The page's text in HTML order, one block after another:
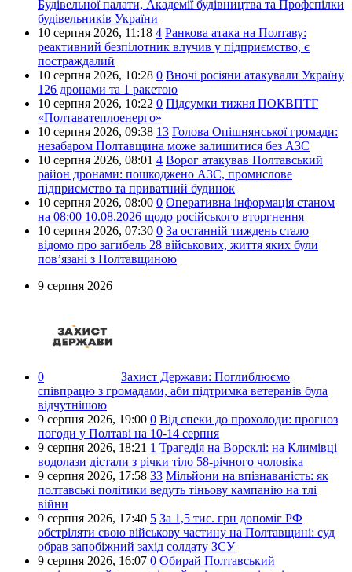
Будівельної палати, Академії будівництва та Профспілки
будівельників України
10 серпня 2026, 11:18 4 Ранкова атака на Полтаву:
реактивний безпілотник влучив у підприємство, є
постраждалий
10 серпня 2026, 10:28 0 Вночі росіяни атакували Україну
126 дронами та 1 ракетою
10 серпня 2026, 10:22 0 Підсумки тижня ПОКВПТГ
«Полтаватеплоенерго»
10 серпня 2026, 09:38 13 Голова Опішнянської громади:
незабаром Полтавщина може залишитися без АЗС
10 серпня 2026, 08:01 4 Ворог атакував Полтавський
район дронами: пошкоджено АЗС, промислове
підприємство та приватний будинок
10 серпня 2026, 08:00 0 Оперативна інформація станом
на 08:00 10.08.2026 щодо російського вторгнення
10 серпня 2026, 07:30 0 За останній тиждень стало
відомо про загибель 28 військових, життя яких були
пов’язані з Полтавщиною
9 серпня 2026
0 Захист Держави: Поглиблюємо
співпрацю з громадами, аби підтримка ветеранів була
відчутнішою
9 серпня 2026, 19:00 0 Від спеки до прохолоди: прогноз
погоди у Полтаві на 10-14 серпня
9 серпня 2026, 18:21 1 Трагедія на Ворсклі: на Климівці
водолази дістали з річки тіло 58-річного чоловіка
9 серпня 2026, 17:58 33 Мільйони на впізнаваність: як
полтавські політики ведуть тіньову кампанію на тлі
війни
9 серпня 2026, 17:40 5 За 1,5 тис. грн допоміг РФ
обстріляти свою військову частину на Полтавщині: суд
обрав запобіжний захід солдату ЗСУ
9 серпня 2026, 16:07 0 Обирай Полтавський